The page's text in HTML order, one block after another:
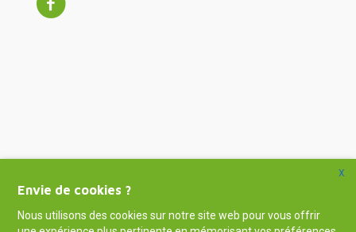
X
Envie de cookies ?
Nous utilisons des cookies sur notre site web pour vous offrir